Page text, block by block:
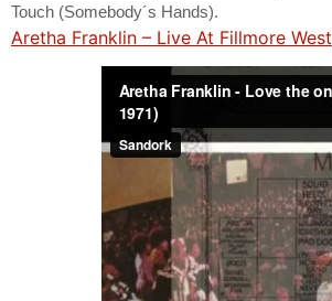
Touch (Somebody´s Hands).
Aretha Franklin – Live At Fillmore West